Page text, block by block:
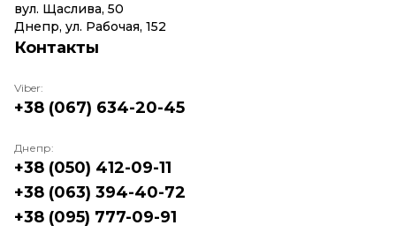
вул. Щаслива, 50
Днепр, ул. Рабочая, 152
Контакты
Viber:
+38 (067) 634-20-45
Днепр:
+38 (050) 412-09-11
+38 (063) 394-40-72
+38 (095) 777-09-91